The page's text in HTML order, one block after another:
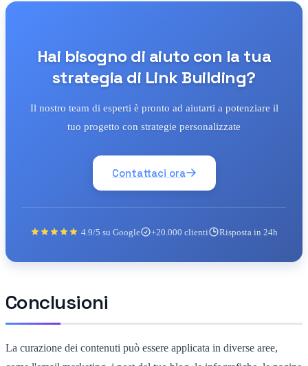
Hai bisogno di aiuto con la tua
strategia di Link Building?
Il nostro team di esperti è pronto ad aiutarti a potenziare il
tuo progetto con strategie personalizzate
Contattaci ora
4.9/5 su Google +20.000 clienti Risposta in 24h
Conclusioni
La curazione dei contenuti può essere applicata in diverse aree,